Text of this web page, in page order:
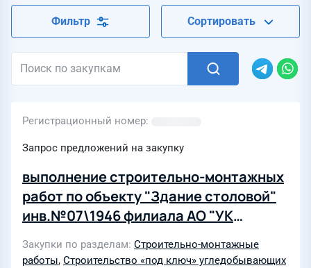
Фильтр Сортировать
Регистрационный номер
Запрос предложений на закупку
выполнение строительно-монтажных
работ по объекту "Здание столовой"
инв.№07\1946 филиала АО "УК
угольный разрез"
Закупки по разделам Строительно-монтажные
работы, Строительство «под ключ» угледобывающих